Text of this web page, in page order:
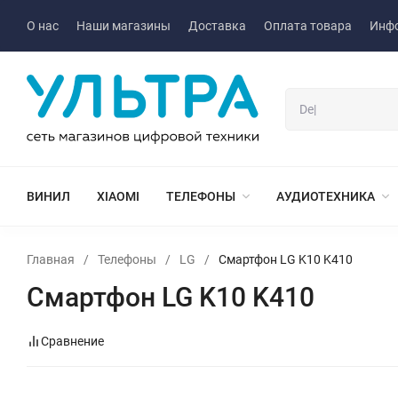
О нас Наши магазины Доставка Оплата товара
ВИНИЛ XIAOMI ТЕЛЕФОНЫ АУДИОТЕХНИКА
Главная / Телефоны / LG / Смартфон LG K10 K410
Смартфон LG K10 K410
Сравнение